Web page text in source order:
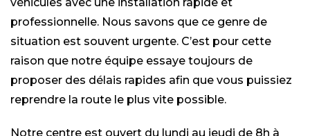
professionnelle. Nous savons que ce genre de
situation est souvent urgente. C’est pour cette
raison que notre équipe essaye toujours de
proposer des délais rapides afin que vous puissiez
reprendre la route le plus vite possible.
Notre centre est ouvert du lundi au jeudi de 8h à